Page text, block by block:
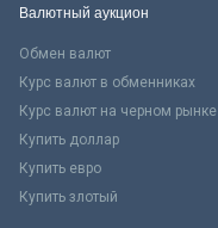
Валютный аукцион
Обмен валют
Курс валют в обменниках
Курс валют на черном рынке
Купить доллар
Купить евро
Купить злотый